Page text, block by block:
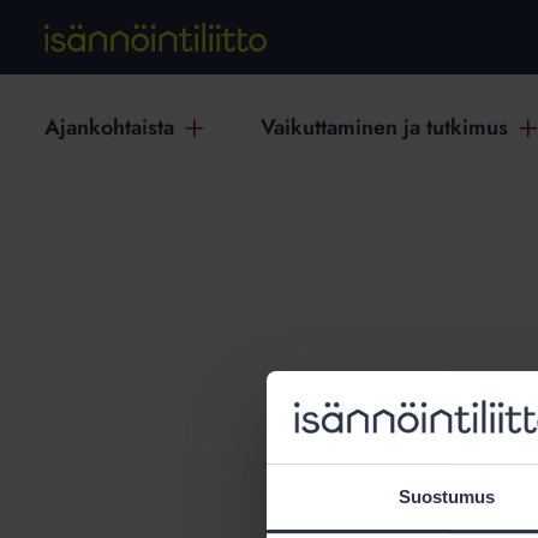
Suostumus
Ajankohtaista Vaikuttaminen ja tutkimus